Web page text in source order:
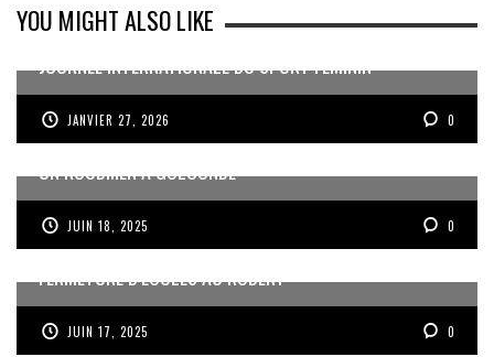
YOU MIGHT ALSO LIKE
JOURNÉE INTERNATIONALE DU SPORT FÉMININ
JANVIER 27, 2026 0
UN KOUDMEN À GOLCONDE
JUIN 18, 2025 0
FERMETURE D’ÉCOLES AU ROBERT
JUIN 17, 2025 0